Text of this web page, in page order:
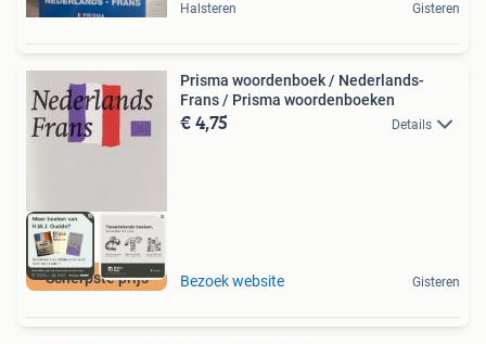
Halsteren Gisteren
Scherpste prijs
Prisma woordenboek / Nederlands-
Frans / Prisma woordenboeken
€ 4,75 Details
Bezoek website Gisteren